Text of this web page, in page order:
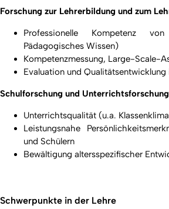
Forschung zur Lehrerbildung und zum
Professionelle Kompetenz
Pädagogisches Wissen)
Kompetenzmessung, Large-Scale-
Evaluation und
Schulforschung und Unterrichtsforschung
Unterrichtsqualität (u.a.
Leistungsnahe
und Schülern
Bewältigung altersspezifischer
Schwerpunkte in der Lehre